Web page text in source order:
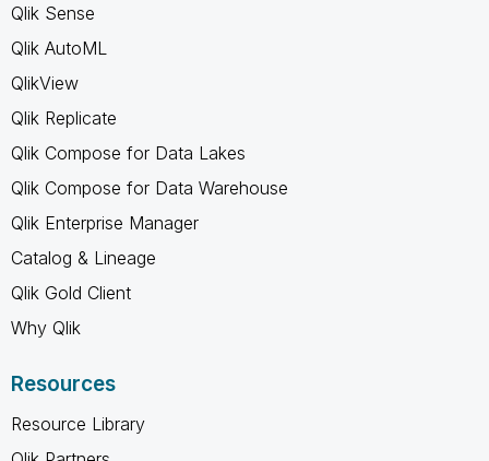
Qlik Sense
Qlik AutoML
QlikView
Qlik Replicate
Qlik Compose for Data Lakes
Qlik Compose for Data Warehouse
Qlik Enterprise Manager
Catalog & Lineage
Qlik Gold Client
Why Qlik
Resources
Resource Library